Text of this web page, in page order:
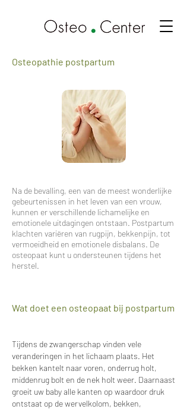
Osteopathie postpartum
Na de bevalling, een van de meest wonderlijke
gebeurtenissen in het leven van een vrouw,
kunnen er verschillende lichamelijke en
emotionele uitdagingen ontstaan. Postpartum
klachten variëren van rugpijn, bekkenpijn, tot
vermoeidheid en emotionele disbalans. De
osteopaat kunt u ondersteunen tijdens het
herstel.
Wat doet een osteopaat bij postpartum
Tijdens de zwangerschap vinden vele
veranderingen in het lichaam plaats. Het
bekken kantelt naar voren, onderrug holt,
middenrug bolt en de nek holt weer. Daarnaast
groeit uw baby alle kanten op waardoor druk
ontstaat op de wervelkolom, bekken,